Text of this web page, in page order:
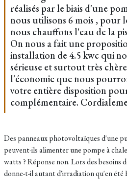
réalisés par le biais d'une
nous utilisons 6 mois , pour
nous chauffons l'eau de la
On nous a fait une
installation de 4.5 kwc qui
sérieuse et surtout très
l'économie que nous
votre entière disposition
complémentaire.
Des panneaux photovoltaïques d'une
peuvent-ils alimenter une pompe à
watts ? Réponse non. Lors des besoins
donne-t-il autant d'irradiation qu'en été